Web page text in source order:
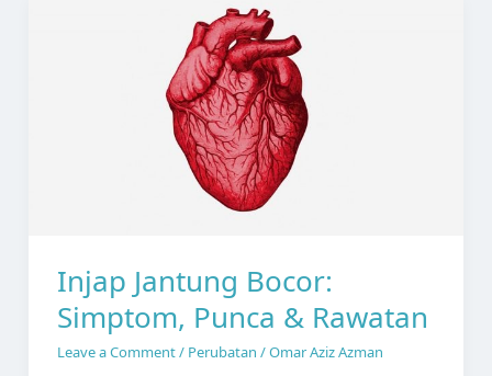
Injap Jantung Bocor:
Simptom, Punca & Rawatan
Leave a Comment/ Perubatan /Omar Aziz Azman